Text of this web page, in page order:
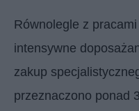
Równolegle z
intensywne
zakup
przeznaczono ponad